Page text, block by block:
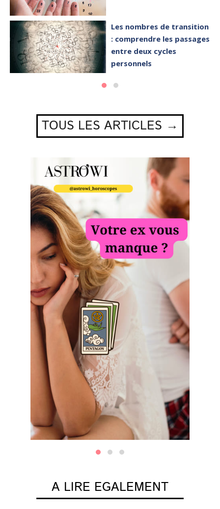
Les nombres de transition
: comprendre les passages
entre deux cycles
personnels
TOUS LES ARTICLES →
A LIRE EGALEMENT